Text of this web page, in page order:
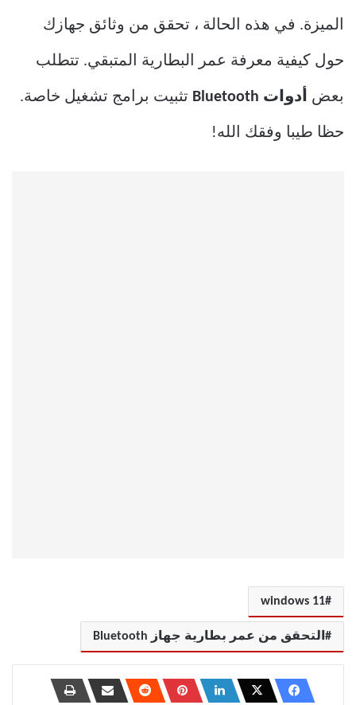
الميزة. في هذه الحالة ، تحقق من وثائق جهازك
حول كيفية معرفة عمر البطارية المتبقي. تتطلب
بعض أدوات Bluetooth تثبيت برامج تشغيل خاصة.
حظا طيبا وفقك الله!
windows 11
التحقق من عمر بطارية جهاز Bluetooth